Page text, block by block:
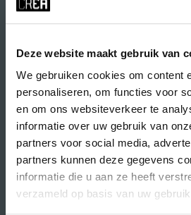
Deze website maakt gebruik van
We gebruiken cookies om content
personaliseren, om functies voor
en om ons websiteverkeer te
informatie over uw gebruik van
partners voor social media,
partners kunnen deze gegevens
informatie die u aan ze heeft
verzameld op basis van uw
Volg CREA ookop:
direct naar
agenda